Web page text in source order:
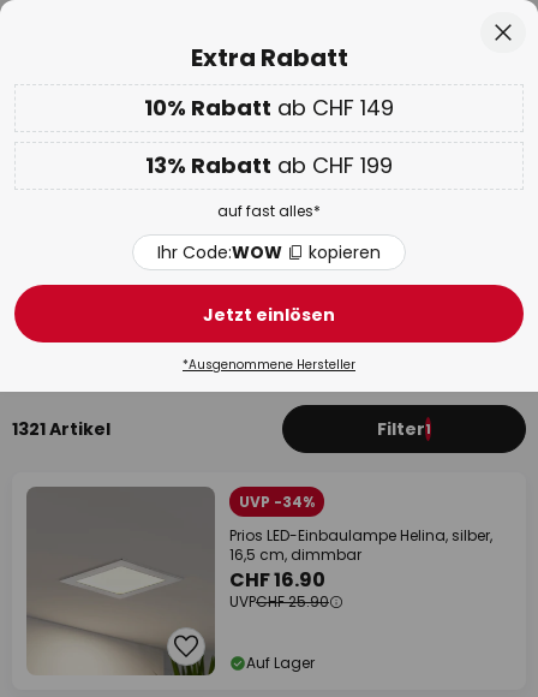
Nur
02D 02H 23M 23S
10% ab CHF 149 & 13% ab CHF 199 extraauf fast alles
Code:WOW kopieren
WOW Week:Bis zu -70%
Dimmbare Einbaustrahler,
Downlights
Deckeneinbaustrahler LED Einbaustrahler Hochvolt
1321 Artikel Filter1
UVP -34%
Prios LED-Einbaulampe Helina, silber,
16,5 cm, dimmbar
CHF 16.90
UVPCHF 25.90
Auf Lager
Extra Rabatt
10% Rabatt ab CHF 149
13% Rabatt ab CHF 199
auf fast alles*
Ihr Code:WOW kopieren
Jetzt einlösen
*Ausgenommene Hersteller